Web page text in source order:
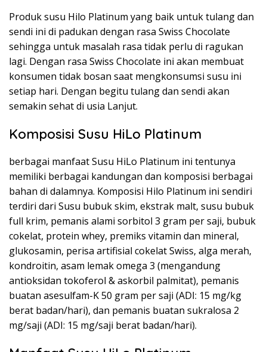
Produk susu Hilo Platinum yang baik untuk tulang dan
sendi ini di padukan dengan rasa Swiss Chocolate
sehingga untuk masalah rasa tidak perlu di ragukan
lagi. Dengan rasa Swiss Chocolate ini akan membuat
konsumen tidak bosan saat mengkonsumsi susu ini
setiap hari. Dengan begitu tulang dan sendi akan
semakin sehat di usia Lanjut.
Komposisi Susu HiLo Platinum
berbagai manfaat Susu HiLo Platinum ini tentunya
memiliki berbagai kandungan dan komposisi berbagai
bahan di dalamnya. Komposisi Hilo Platinum ini sendiri
terdiri dari Susu bubuk skim, ekstrak malt, susu bubuk
full krim, pemanis alami sorbitol 3 gram per saji, bubuk
cokelat, protein whey, premiks vitamin dan mineral,
glukosamin, perisa artifisial cokelat Swiss, alga merah,
kondroitin, asam lemak omega 3 (mengandung
antioksidan tokoferol & askorbil palmitat), pemanis
buatan asesulfam-K 50 gram per saji (ADI: 15 mg/kg
berat badan/hari), dan pemanis buatan sukralosa 2
mg/saji (ADI: 15 mg/saji berat badan/hari).